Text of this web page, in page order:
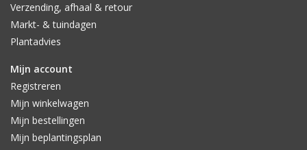
Verzending, afhaal & retour
Markt- & tuindagen
Plantadvies
Mijn account
Registreren
Mijn winkelwagen
Mijn bestellingen
Mijn beplantingsplan